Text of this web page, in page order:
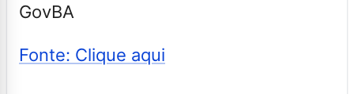
GovBA
Fonte: Clique aqui